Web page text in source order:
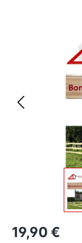
Regulärer Preis:
19,90 €